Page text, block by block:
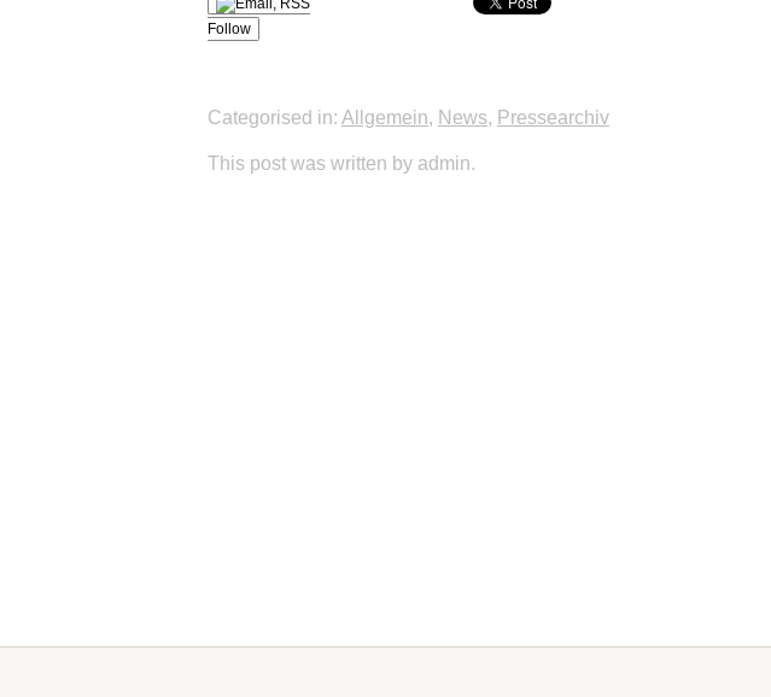
Follow
Categorised in: Allgemein, News, Pressearchiv
This post was written by admin.